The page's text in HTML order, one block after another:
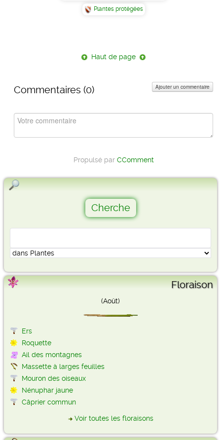
Plantes protégées
Haut de page
Commentaires (0) Ajouter un commentaire
Propulsé par CComment
Floraison
(Août)
Ers
Roquette
Ail des montagnes
Massette à larges feuilles
Mouron des oiseaux
Nénuphar jaune
Câprier commun
Voir toutes les floraisons